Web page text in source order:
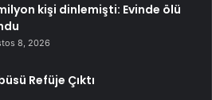
kişi dinlemişti: Evinde ölü
8, 2026
Refüje Çıktı